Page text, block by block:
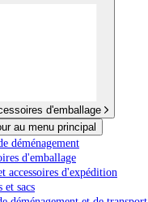
d'emballage
au menu principal
déménagement
d'emballage
accessoires d'expédition
et sacs